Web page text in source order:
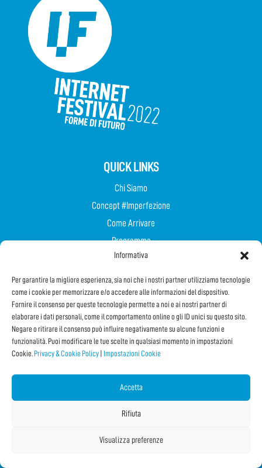
Informativa
Per garantire la migliore esperienza, sia noi che i nostri partner utilizziamo tecnologie
come i cookie per memorizzare e/o accedere alle informazioni del dispositivo.
Fornire il consenso per queste tecnologie permette a noi e ai nostri partner di
elaborare i dati personali, come il comportamento online o gli ID unici su questo sito.
Negare o ritirare il consenso può influire negativamente su alcune funzioni e
funzionalità. Puoi modificare le tue scelte in qualsiasi momento in impostazioni
Cookie. Privacy & Cookie Policy Impostazioni Cookie
Accetta
Rifiuta
Visualizza preferenze
QUICK LINKS
Chi Siamo
Concept #Imperfezione
Come Arrivare
Programma
Partecipa in Sicurezza
Contatti
SCARICA IL BOOKLET